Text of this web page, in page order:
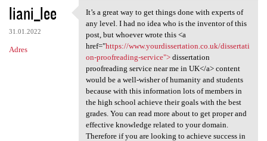
liani_lee
31.01.2022
Adres
It’s a great way to get
It’s a great way to get things done with experts of
any level. I had no idea who is the inventor of this
post, but whoever wrote this <a
href="https://www.yourdissertation.co.uk/dissertati
on-proofreading-service">dissertation
proofreading service near me in UK</a> content
would be a well-wisher of humanity and students
because with this information lots of members in
the high school achieve their goals with the best
grades. You can read more about to get proper and
effective knowledge related to your domain.
Therefore if you are looking to achieve success in